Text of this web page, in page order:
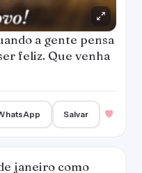
Salvar
suas derrotas e
e deseje
novo ano.